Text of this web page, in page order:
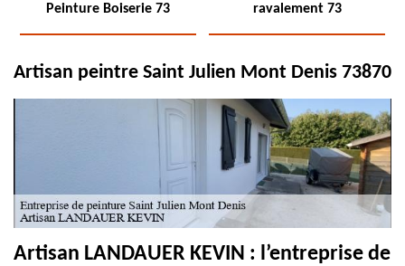
Peinture Boiserie 73
ravalement 73
Artisan peintre Saint Julien Mont Denis 73870
Artisan LANDAUER KEVIN : l’entreprise de